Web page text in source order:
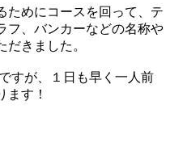
ためにコースを回って、テ
フ、バンカーなどの名称や
きました。
すが、１日も早く一人前
ます！